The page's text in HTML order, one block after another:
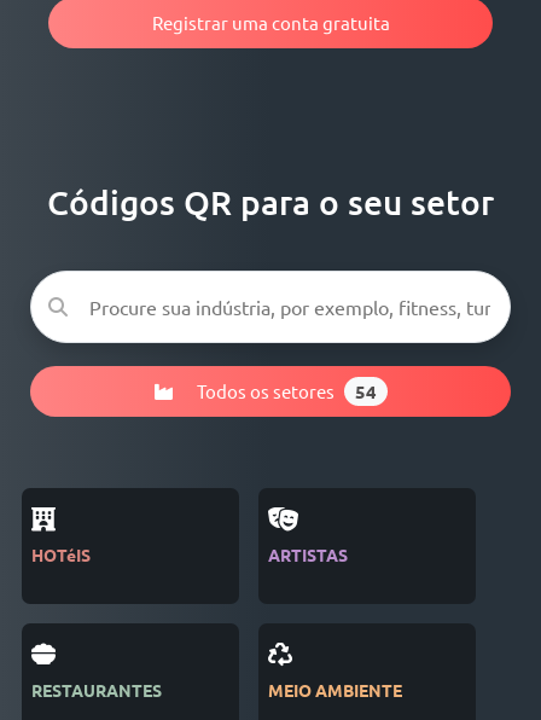
Registrar uma conta gratuita
Códigos QR para o seu setor
Todos os setores 54
HOTéIS
RESTAURANTES
ARTISTAS
MEIO AMBIENTE